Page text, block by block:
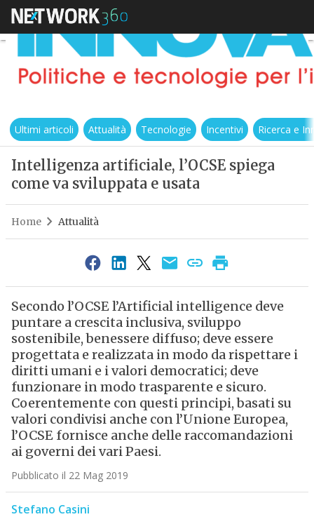
Ultimi articoli Attualità Tecnologie Incentivi Ricerca e
Intelligenza artificiale, l’OCSE spiega
come va sviluppata e usata
Home Attualità
Secondo l’OCSE l’Artificial intelligence deve
puntare a crescita inclusiva, sviluppo
sostenibile, benessere diffuso; deve essere
progettata e realizzata in modo da rispettare i
diritti umani e i valori democratici; deve
funzionare in modo trasparente e sicuro.
Coerentemente con questi principi, basati su
valori condivisi anche con l’Unione Europea,
l’OCSE fornisce anche delle raccomandazioni
ai governi dei vari Paesi.
Pubblicato il 22 Mag 2019
Stefano Casini